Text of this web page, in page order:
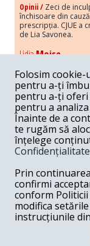
Opinii / Zeci de
închisoare din
prescripția. CJUE a
de Lia Savonea.
LidiaMoise
Costurile
Opinii / Economia
susținerii
obsesia menținerii
Melania Cincea
Noi puseuri de
„neaoși”
Periodic, în
mesaje xenofobe la
anumit grup
ArmandGosu
Unirea cu
Unirea cu
amenințării
Folosim
pentru a-ți
pentru a-ți oferi
pentru a
Înainte de a
te rugăm să
înțelege
Confidențialitate
Prin
confirmi
conform
modifica
instrucțiunile din